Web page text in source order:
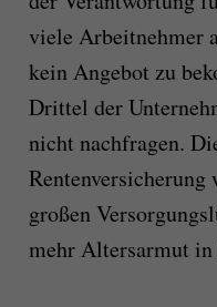
viele Arbeitnehmer
kein Angebot zu
Drittel der
nicht nachfragen.
Rentenversicherung
großen
mehr Altersarmut in